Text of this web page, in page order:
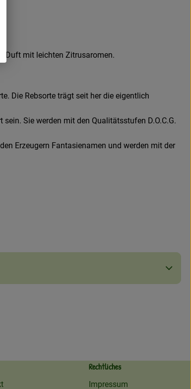
Duft mit leichten Zitrusaromen.
Die Rebsorte trägt seit her die eigentlich
Sie werden mit den Qualitätsstufen D.O.C.G.
Erzeugern Fantasienamen und werden mit der
Rechtliches
Impressum